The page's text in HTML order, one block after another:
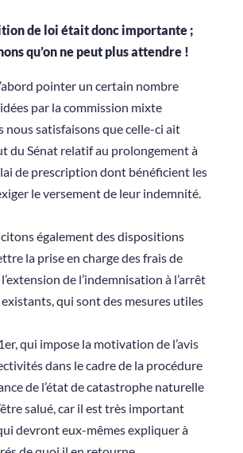
de loi était donc importante ;
qu’on ne peut plus attendre !
pointer un certain nombre
par la commission mixte
nous satisfaisons que celle-ci ait
du Sénat relatif au prolongement à
de prescription dont bénéficient les
le versement de leur indemnité.
également des dispositions
la prise en charge des frais de
de l’indemnisation à l’arrêt
qui sont des mesures utiles
qui impose la motivation de l’avis
dans le cadre de la procédure
de l’état de catastrophe naturelle
salué, car il est très important
devront eux-mêmes expliquer à